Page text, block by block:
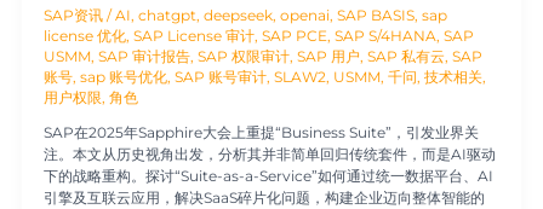
SAP资讯 /AI,chatgpt,deepseek,openai,SAP BASIS,sap
license 优化,SAP License 审计,SAP PCE,SAP S/4HANA,SAP
USMM,SAP 审计报告,SAP 权限审计,SAP 用户,SAP 私有云,SAP
账号,sap 账号优化,SAP 账号审计,SLAW2, USMM,千问,技术相关,
用户权限,角色
SAP在2025年Sapphire大会上重提“Business Suite”，引发业界关
注。本文从历史视角出发，分析其并非简单回归传统套件，而是AI驱动
下的战略重构。探讨“Suite-as-a-Service”如何通过统一数据平台、AI
引擎及互联云应用，解决SaaS碎片化问题，构建企业迈向整体智能的